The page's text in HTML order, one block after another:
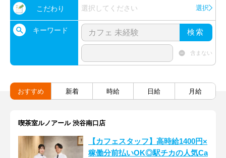
こだわり 選択してください 選択
キーワード 検索
含まない
おすすめ 新着 時給 日給 月給
喫茶室ルノアール 渋谷南口店
【カフェスタッフ】高時給1400円×
稼働分前払いOK◎駅チカの人気Ca